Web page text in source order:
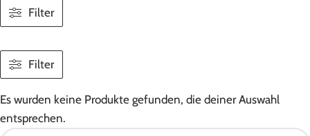
Filter
Filter
Es wurden keine Produkte gefunden, die deiner Auswahl
entsprechen.